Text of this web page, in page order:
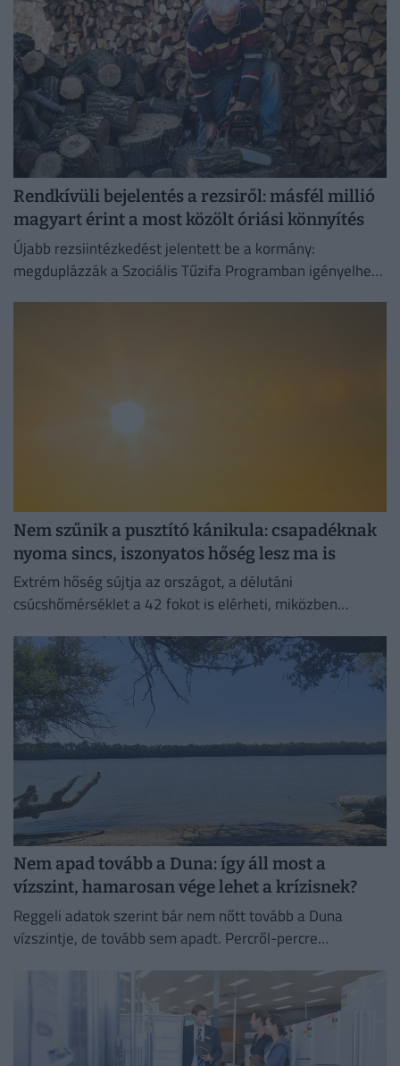
Rendkívüli bejelentés a rezsiről: másfél millió
magyart érint a most közölt óriási könnyítés
Újabb rezsiintézkedést jelentett be a kormány:
megduplázzák a Szociális Tűzifa Programban igényelhető
Nem szűnik a pusztító kánikula: csapadéknak
nyoma sincs, iszonyatos hőség lesz ma is
Extrém hőség sújtja az országot, a délutáni
csúcshőmérséklet a 42 fokot is elérheti, miközben
Nem apad tovább a Duna: így áll most a
vízszint, hamarosan vége lehet a krízisnek?
Reggeli adatok szerint bár nem nőtt tovább a Duna
vízszintje, de tovább sem apadt. Percről-percre